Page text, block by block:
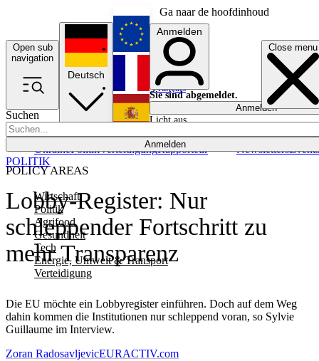
Ga naar de hoofdinhoud
Open sub
navigation
Close menu
Suchen
Anmelden
POLICY AREAS
Wirtschaft
Politik
Agrifood
Gesundheit
Tech
Energie, Umwelt & Transport
Verteidigung
UkrainePolitikVerteidigungRapporteur NewslettersEvents
Deutsch
English
Français
Anmelden
Sie sind abgemeldet.
Anmelden
Licht aus
Lobby-Register: Nur
schleppender Fortschritt zu
mehr Transparenz
Die EU möchte ein Lobbyregister einführen. Doch auf dem Weg
dahin kommen die Institutionen nur schleppend voran, so Sylvie
Guillaume im Interview.
POLITIK
Zoran RadosavljevicEURACTIV.com